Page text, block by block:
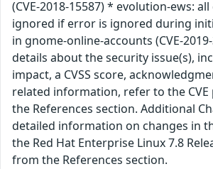
(CVE-2018-15587) * evolution-ews:
ignored if error is ignored during
in gnome-online-accounts (CVE-
details about the security issue(s),
impact, a CVSS score,
related information, refer to the CVE
the References section. Additional
detailed information on changes in
the Red Hat Enterprise Linux 7.8
from the References section.